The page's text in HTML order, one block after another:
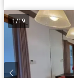
1/19